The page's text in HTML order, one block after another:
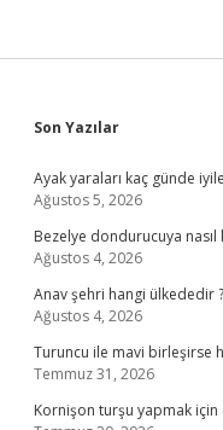
Sidebar
Son Yazılar
Ayak yaraları kaç günde
Ağustos 5, 2026
Bezelye dondurucuya nasıl
Ağustos 4, 2026
Anav şehri hangi ülkededir ?
Ağustos 4, 2026
Turuncu ile mavi birleşirse
Temmuz 31, 2026
Kornişon turşu yapmak için